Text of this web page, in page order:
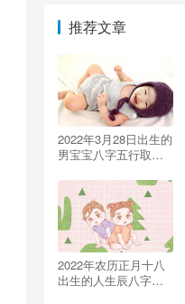
推荐文章
2022年3月28日出生的
男宝宝八字五行取
大全
2022年农历正月十八
出生的人生辰八字五